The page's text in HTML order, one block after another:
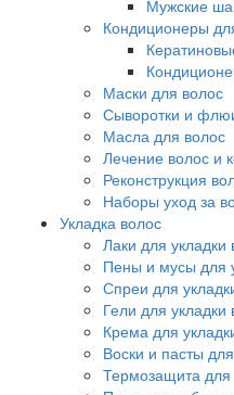
Мужские
Кондиционеры
Маски для волос
Сыворотки и
Масла для волос
Лечение волос и
Реконструкция
Наборы уход за
Укладка волос
Лаки для укладки
Пены и мусы для
Спреи для
Гели для укладки
Крема для
Воски и пасты
Термозащита для